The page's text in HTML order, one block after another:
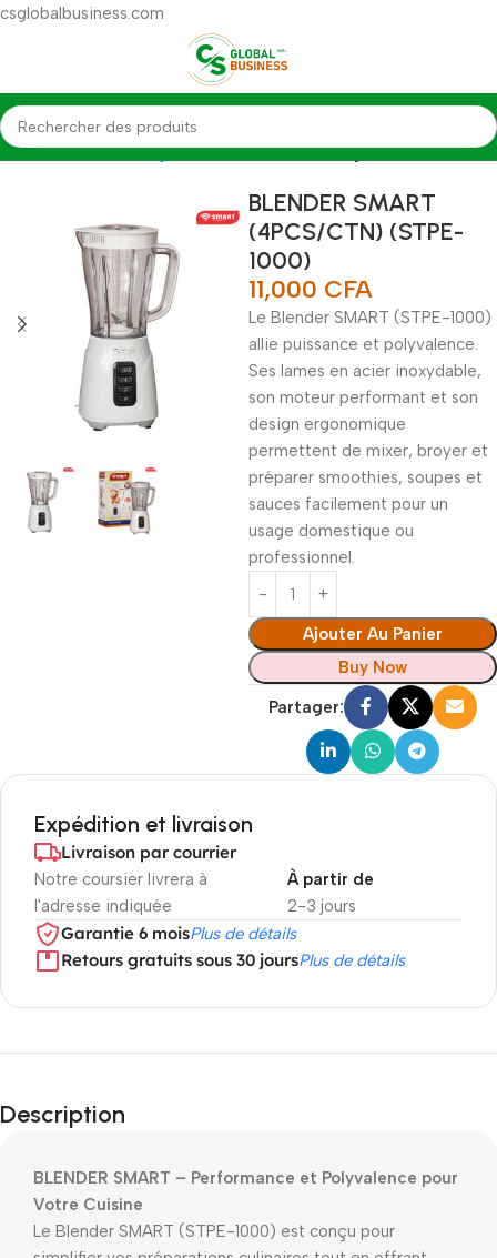
csglobalbusiness.com
Accueil Électroménagers Petits Èlectromenagers
BLENDER SMART
(4PCS/CTN) (STPE-
1000)
11,000 CFA
Le Blender SMART (STPE-1000)
allie puissance et polyvalence.
Ses lames en acier inoxydable,
son moteur performant et son
design ergonomique
permettent de mixer, broyer et
préparer smoothies, soupes et
sauces facilement pour un
usage domestique ou
professionnel.
Ajouter Au Panier
Buy Now
Partager:
Expédition et livraison
Livraison par courrier
Notre coursier livrera à
l'adresse indiquée
2-3 jours
À partir de
Garantie 6 moisPlus de détails
Retours gratuits sous 30 joursPlus de détails
Description
BLENDER SMART – Performance et Polyvalence pour
Votre Cuisine
Le Blender SMART (STPE-1000) est conçu pour